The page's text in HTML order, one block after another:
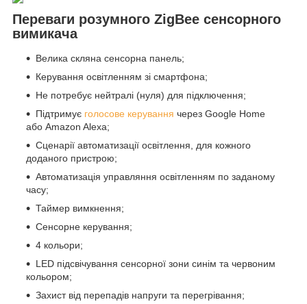
Переваги розумного ZigBee сенсорного
вимикача
Велика скляна сенсорна панель;
Керування освітленням зі смартфона;
Не потребує нейтралі (нуля) для підключення;
Підтримує голосове керування через Google Home
або Amazon Alexa;
Сценарії автоматизації освітлення, для кожного
доданого пристрою;
Автоматизація управляння освітленням по заданому
часу;
Таймер вимкнення;
Сенсорне керування;
4 кольори;
LED підсвічування сенсорної зони синім та червоним
кольором;
Захист від перепадів напруги та перегрівання;